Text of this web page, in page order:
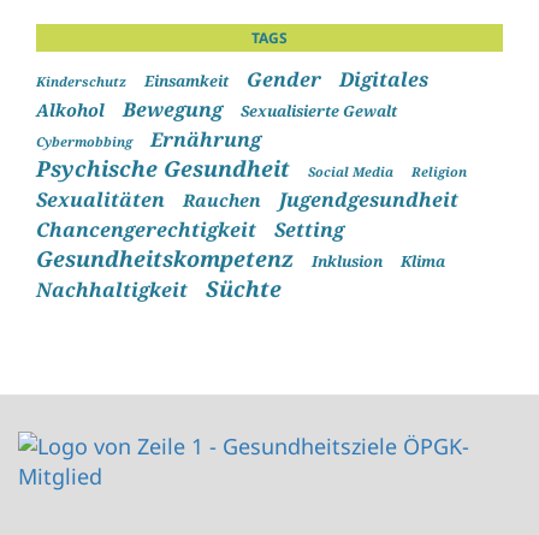
TAGS
Kinderschutz Einsamkeit Gender Digitales
Alkohol Bewegung Sexualisierte Gewalt
Cybermobbing Ernährung
Psychische Gesundheit Social Media Religion
Sexualitäten Rauchen
Jugendgesundheit
Chancengerechtigkeit
Setting
Gesundheitskompetenz Inklusion Klima
Nachhaltigkeit Süchte